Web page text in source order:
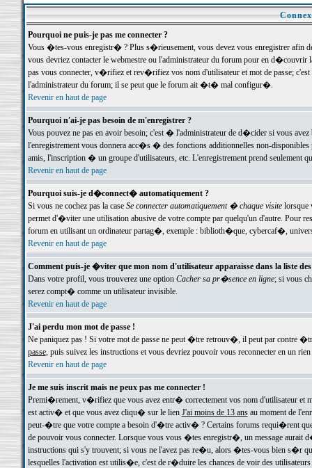
Pourquoi ne puis-je pas me connecter ?
Vous �tes-vous enregistr� ? Plus s�rieusement, vous devez vous enregistrer
vous devriez contacter le webmestre ou l'administrateur du forum pour en
pas vous connecter, v�rifiez et rev�rifiez vos nom d'utilisateur et mot de passe;
l'administrateur du forum; il se peut que le forum ait �t� mal configur�.
Revenir en haut de page
Pourquoi n'ai-je pas besoin de m'enregistrer ?
Vous pouvez ne pas en avoir besoin; c'est � l'administrateur de d�cider si vous
l'enregistrement vous donnera acc�s � des fonctions additionnelles non-
amis, l'inscription � un groupe d'utilisateurs, etc. L'enregistrement prend seulement
Revenir en haut de page
Pourquoi suis-je d�connect� automatiquement ?
Si vous ne cochez pas la case Se connecter automatiquement � chaque visitelorsque
permet d'�viter une utilisation abusive de votre compte par quelqu'un d'autre. Pour
forum en utilisant un ordinateur partag�, exemple : biblioth�que, cybercaf�,
Revenir en haut de page
Comment puis-je �viter que mon nom d'utilisateur apparaisse dans la liste
Dans votre profil, vous trouverez une option Cacher sa pr�sence en ligne; si vous
serez compt� comme un utilisateur invisible.
Revenir en haut de page
J'ai perdu mon mot de passe !
Ne paniquez pas ! Si votre mot de passe ne peut �tre retrouv�, il peut par contre
passe, puis suivez les instructions et vous devriez pouvoir vous reconnecter en un rien
Revenir en haut de page
Je me suis inscrit mais ne peux pas me connecter !
Premi�rement, v�rifiez que vous avez entr� correctement vos nom d'utilisateur
est activ� et que vous avez cliqu� sur le lien J'ai moins de 13 ansau moment de
peut-�tre que votre compte a besoin d'�tre activ� ? Certains forums requi�rent
de pouvoir vous connecter. Lorsque vous vous �tes enregistr�, un message aurait
instructions qui s'y trouvent; si vous ne l'avez pas re�u, alors �tes-vous bien s�r
lesquelles l'activation est utilis�e, c'est de r�duire les chances de voir des